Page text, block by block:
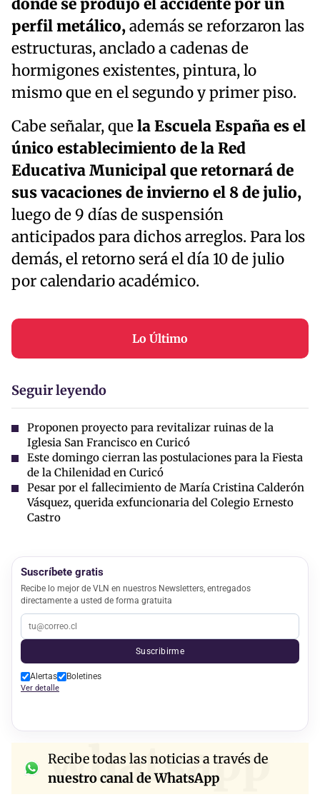
donde se produjo el accidente por un
perfil metálico,además se reforzaron las
estructuras, anclado a cadenas de
hormigones existentes, pintura, lo
mismo que en el segundo y primer piso.
Cabe señalar, quela Escuela España es el
único establecimiento de la Red
Educativa Municipal que retornará de
sus vacaciones de invierno el 8 de julio,
luego de 9 días de suspensión
anticipados para dichos arreglos. Para los
demás, el retorno será el día 10 de julio
por calendario académico.
Lo Último
Seguir leyendo
Proponen proyecto para revitalizar ruinas de la
Iglesia San Francisco en Curicó
Este domingo cierran las postulaciones para la Fiesta
de la Chilenidad en Curicó
Pesar por el fallecimiento de María Cristina Calderón
Vásquez, querida exfuncionaria del Colegio Ernesto
Castro
Suscríbete gratis
Recibe lo mejor de VLN en nuestros Newsletters, entregados
directamente a usted de forma gratuita
Suscribirme
Alertas Boletines
Ver detalle
whatsapp
Recibe todas las noticias a través de
nuestro canal de WhatsApp